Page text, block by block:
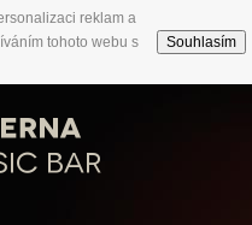
reklam a
tohoto webu s
Souhlasím